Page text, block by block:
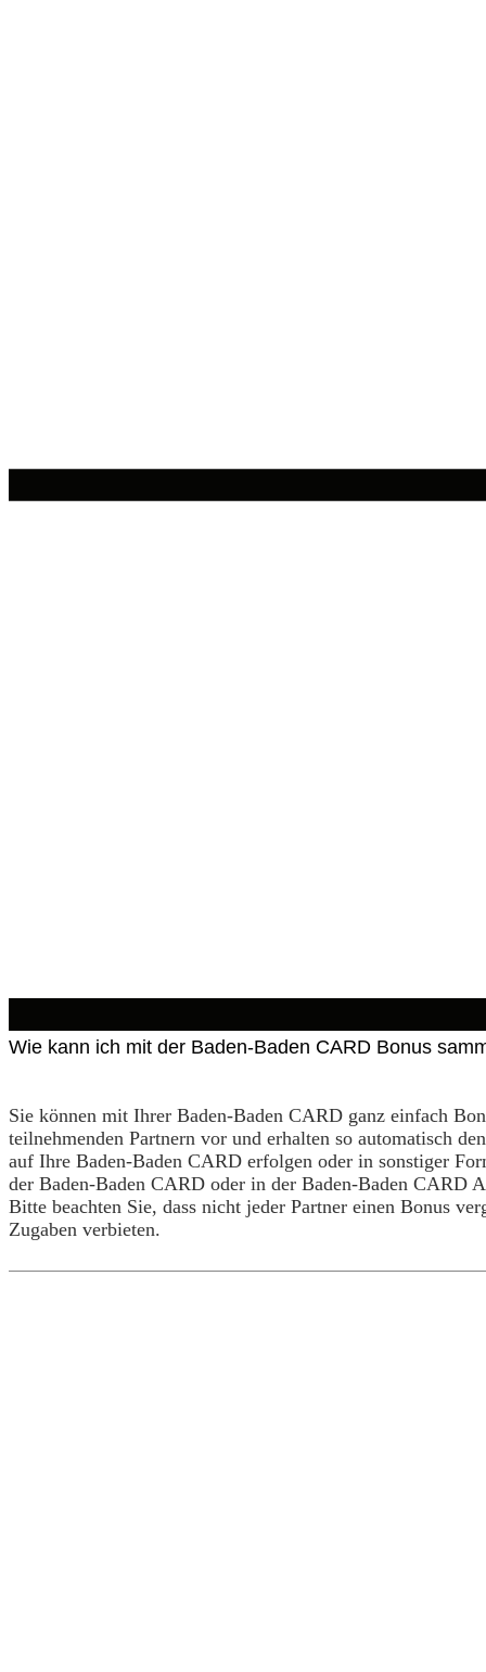
Wie kann ich mit der Baden-Baden CARD Bonus
Sie können mit Ihrer Baden-Baden CARD ganz einfach
teilnehmenden Partnern vor und erhalten so automatisch
auf Ihre Baden-Baden CARD erfolgen oder in sonstiger
der Baden-Baden CARD oder in der Baden-Baden CARD
Bitte beachten Sie, dass nicht jeder Partner einen Bonus
Zugaben verbieten.